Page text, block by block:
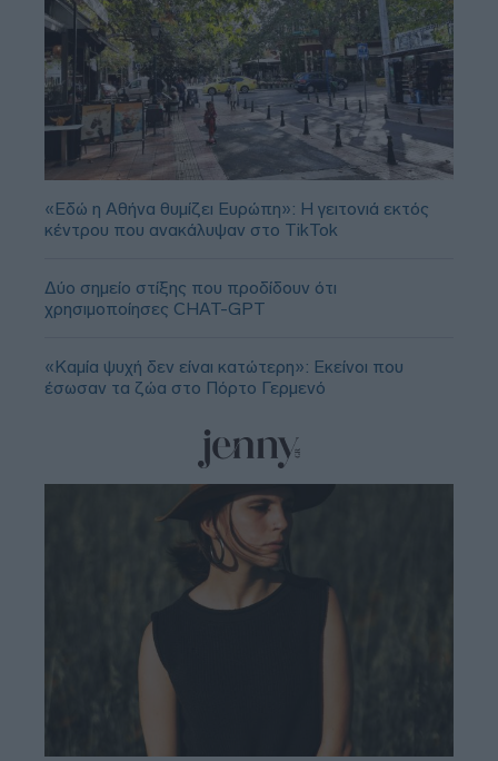
«Εδώ η Αθήνα θυμίζει Ευρώπη»: H γειτονιά εκτός
κέντρου που ανακάλυψαν στο TikTok
Δύο σημείο στίξης που προδίδουν ότι
χρησιμοποίησες CHAT-GPT
«Καμία ψυχή δεν είναι κατώτερη»: Εκείνοι που
έσωσαν τα ζώα στο Πόρτο Γερμενό